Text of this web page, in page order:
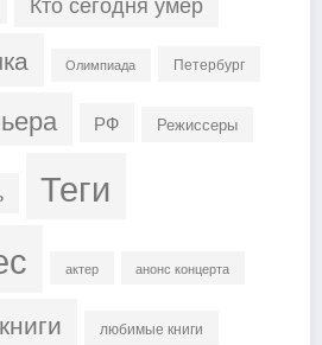
Олимпиада Петербург
РФ Режиссеры
Теги
актер анонс концерта
книги любимые книги